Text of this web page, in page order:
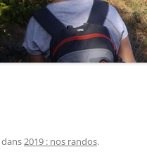
dans2019 : nos randos.